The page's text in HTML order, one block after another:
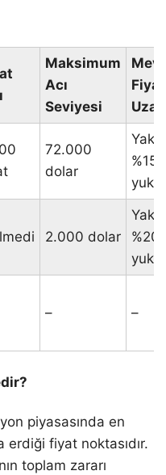
Maksimum
Acı
Seviyesi
72.000
dolar
%15
2.000 dolar
%20
– –
piyasasında en
fiyat noktasıdır.
toplam zararı